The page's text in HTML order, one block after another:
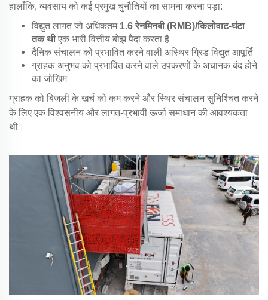
हालाँकि, व्यवसाय को कई प्रमुख चुनौतियों का सामना करना पड़ा:
विद्युत लागत जो अधिकतम 1.6 रेनमिनबी (RMB)/किलोवाट-घंटा
तक थीएक भारी वित्तीय बोझ पैदा करता है
दैनिक संचालन को प्रभावित करने वाली अस्थिर ग्रिड विद्युत आपूर्ति
ग्राहक अनुभव को प्रभावित करने वाले उपकरणों के अचानक बंद होने
का जोखिम
ग्राहक को बिजली के खर्च को कम करने और स्थिर संचालन सुनिश्चित करने
के लिए एक विश्वसनीय और लागत-प्रभावी ऊर्जा समाधान की आवश्यकता
थी।